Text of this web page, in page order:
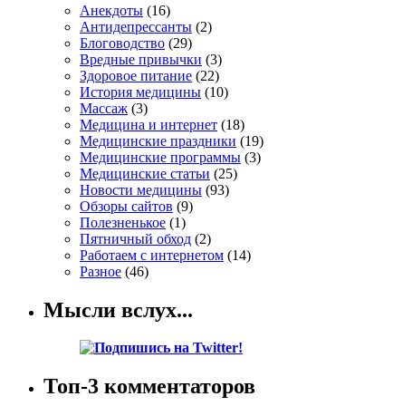
Анекдоты (16)
Антидепрессанты (2)
Блоговодство (29)
Вредные привычки (3)
Здоровое питание (22)
История медицины (10)
Массаж (3)
Медицина и интернет (18)
Медицинские праздники (19)
Медицинские программы (3)
Медицинские статьи (25)
Новости медицины (93)
Обзоры сайтов (9)
Полезненькое (1)
Пятничный обход (2)
Работаем с интернетом (14)
Разное (46)
Мысли вслух...
Топ-3 комментаторов